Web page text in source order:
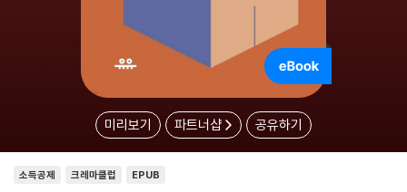
미리보기 파트너샵 공유하기
소득공제 크레마클럽 EPUB